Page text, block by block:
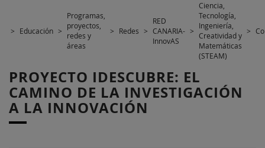
> Educación >
Programas,
proyectos,
redes y
áreas
> Redes >
RED
CANARIA-
InnovAS
>
Ciencia,
Tecnología,
Ingeniería,
Creatividad y
Matemáticas
(STEAM)
>
PROYECTO IDESCUBRE: EL
CAMINO DE LA INVESTIGACIÓN
A LA INNOVACIÓN